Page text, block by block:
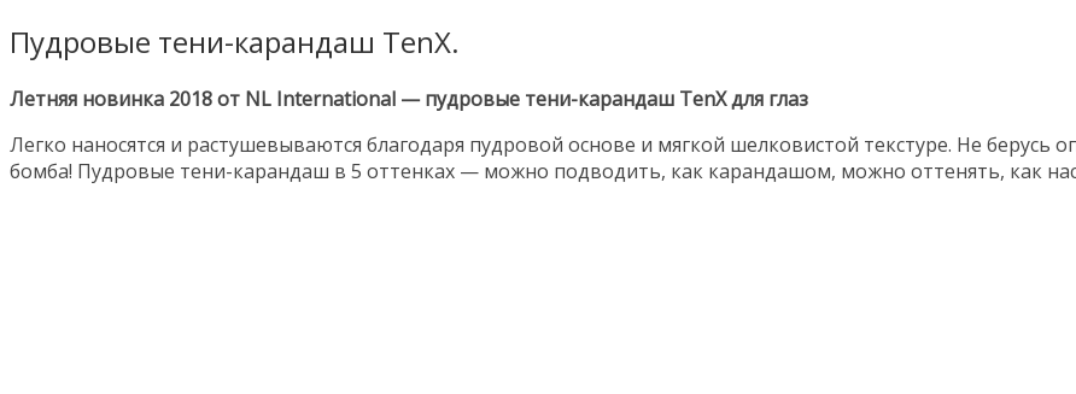
Пудровые тени-карандаш TenX.
Летняя новинка 2018 от NL International — пудровые тени-карандаш TenX для глаз
Легко наносятся и растушевываются благодаря пудровой основе и мягкой шелковистой текстуре. Не берусь
бомба! Пудровые тени-карандаш в 5 оттенках — можно подводить, как карандашом, можно оттенять, как